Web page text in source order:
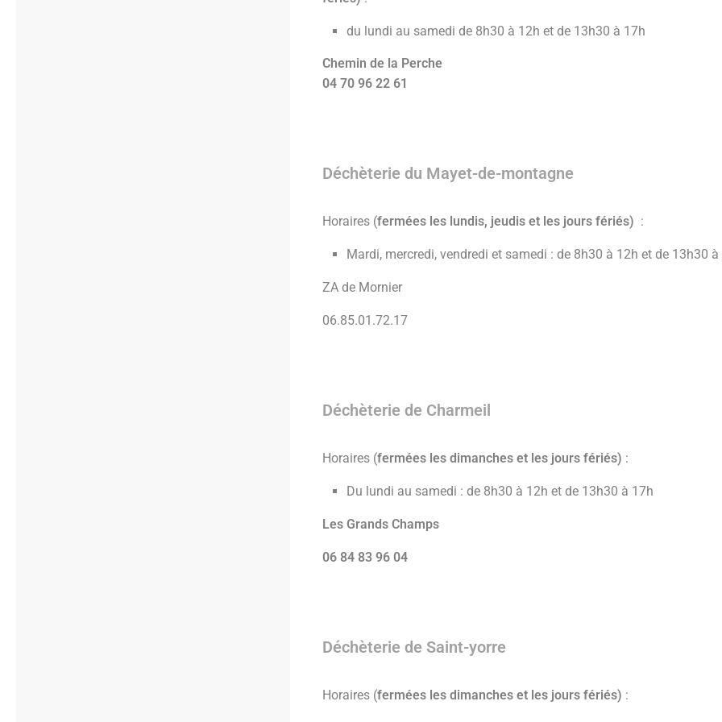
du lundi au samedi de 8h30 à 12h et de 13h30 à 17h
Chemin de la Perche
04 70 96 22 61
Déchèterie du Mayet-de-montagne
Horaires (fermées les lundis, jeudis et les jours fériés) :
Mardi, mercredi, vendredi et samedi : de 8h30 à 12h et de 13h30
ZA de Mornier
06.85.01.72.17
Déchèterie de Charmeil
Horaires (fermées les dimanches et les jours fériés) :
Du lundi au samedi : de 8h30 à 12h et de 13h30 à 17h
Les Grands Champs
06 84 83 96 04
Déchèterie de Saint-yorre
Horaires (fermées les dimanches et les jours fériés) :